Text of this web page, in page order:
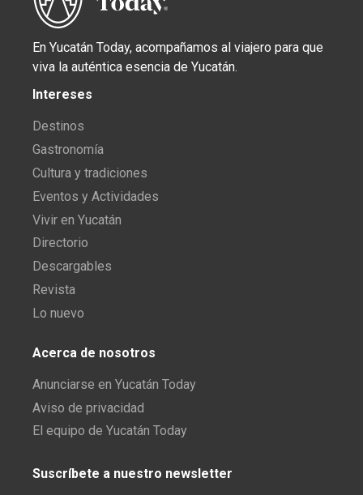
En Yucatán Today, acompañamos al viajero para que
viva la auténtica esencia de Yucatán.
Intereses
Destinos
Gastronomía
Cultura y tradiciones
Eventos y Actividades
Vivir en Yucatán
Directorio
Descargables
Revista
Lo nuevo
Acerca de nosotros
Anunciarse en Yucatán Today
Aviso de privacidad
El equipo de Yucatán Today
Suscríbete a nuestro newsletter